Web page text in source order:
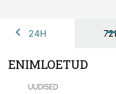
24H
ENIMLOETUD
UUDISED